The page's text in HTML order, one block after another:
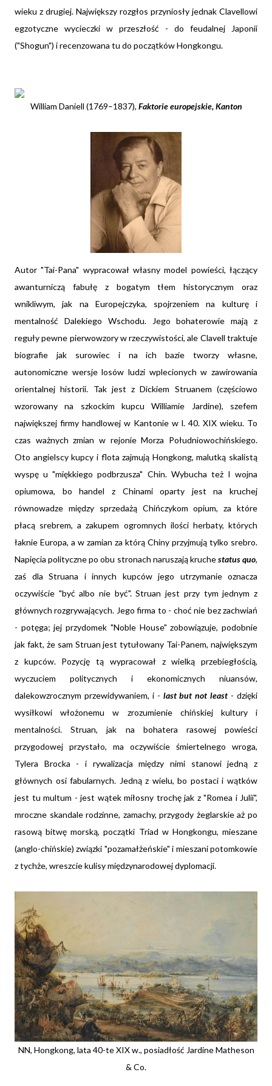
wieku z drugiej. Największy rozgłos przyniosły jednak Clavellowi
egzotyczne wycieczki w przeszłość - do feudalnej Japonii
("Shogun") i recenzowana tu do początków Hongkongu.
William Daniell (1769–1837), Faktorie europejskie, Kanton
Autor "Tai-Pana" wypracował własny model powieści, łączący
awanturniczą fabułę z bogatym tłem historycznym oraz
wnikliwym, jak na Europejczyka, spojrzeniem na kulturę i
mentalność Dalekiego Wschodu. Jego bohaterowie mają z
reguły pewne pierwowzory w rzeczywistości, ale Clavell traktuje
biografie jak surowiec i na ich bazie tworzy własne,
autonomiczne wersje losów ludzi wplecionych w zawirowania
orientalnej historii. Tak jest z Dickiem Struanem (częściowo
wzorowany na szkockim kupcu Williamie Jardine), szefem
największej firmy handlowej w Kantonie w l. 40. XIX wieku. To
czas ważnych zmian w rejonie Morza Południowochińskiego.
Oto angielscy kupcy i flota zajmują Hongkong, malutką skalistą
wyspę u "miękkiego podbrzusza" Chin. Wybucha też I wojna
opiumowa, bo handel z Chinami oparty jest na kruchej
równowadze między sprzedażą Chińczykom opium, za które
płacą srebrem, a zakupem ogromnych ilości herbaty, których
łaknie Europa, a w zamian za którą Chiny przyjmują tylko srebro.
Napięcia polityczne po obu stronach naruszają kruchestatus quo,
zaś dla Struana i innych kupców jego utrzymanie oznacza
oczywiście "być albo nie być". Struan jest przy tym jednym z
głównych rozgrywających. Jego firma to - choć nie bez zachwiań
- potęga; jej przydomek "Noble House" zobowiązuje, podobnie
jak fakt, że sam Struan jest tytułowany Tai-Panem, największym
z kupców. Pozycję tą wypracował z wielką przebiegłością,
wyczuciem politycznych i ekonomicznych niuansów,
dalekowzrocznym przewidywaniem, i - last but not least - dzięki
wysiłkowi włożonemu w zrozumienie chińskiej kultury i
mentalności. Struan, jak na bohatera rasowej powieści
przygodowej przystało, ma oczywiście śmiertelnego wroga,
Tylera Brocka - i rywalizacja między nimi stanowi jedną z
głównych osi fabularnych. Jedną z wielu, bo postaci i wątków
jest tu multum - jest wątek miłosny trochę jak z "Romea i Julii",
mroczne skandale rodzinne, zamachy, przygody żeglarskie aż po
rasową bitwę morską, początki Triad w Hongkongu, mieszane
(anglo-chińskie) związki "pozamałżeńskie" i mieszani potomkowie
z tychże, wreszcie kulisy międzynarodowej dyplomacji.
NN, Hongkong, lata 40-te XIX w., posiadłość Jardine Matheson
& Co.